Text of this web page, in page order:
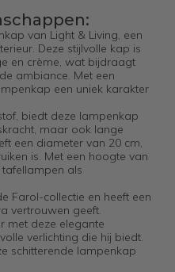
van Light & Living, een
Deze stijlvolle kap is
en crème, wat bijdraagt
ambiance. Met een
een uniek karakter
biedt deze lampenkap
maar ook lange
een diameter van 20 cm,
is. Met een hoogte van
als
Farol-collectie en heeft een
vertrouwen geeft.
met deze elegante
verlichting die hij biedt.
schitterende lampenkap